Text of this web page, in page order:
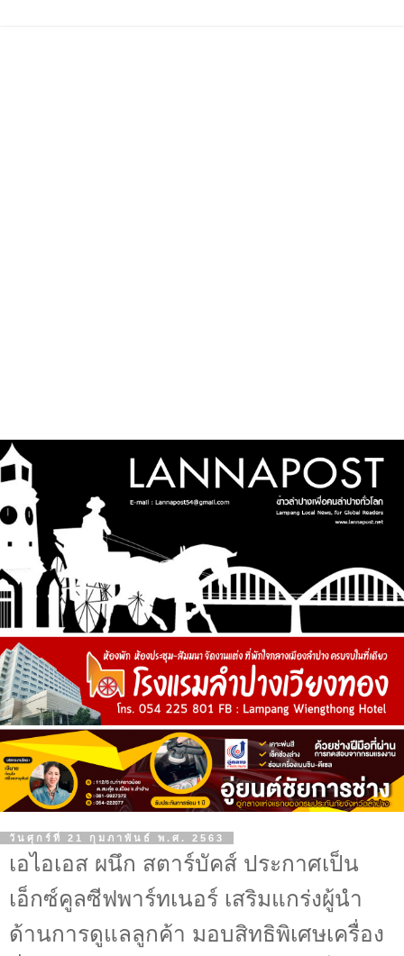
วันศุกร์ที่ 21 กุมภาพันธ์ พ.ศ. 2563
เอไอเอส ผนึก สตาร์บัคส์ ประกาศเป็น
เอ็กซ์คูลซีฟพาร์ทเนอร์ เสริมแกร่งผู้นำ
ด้านการดูแลลูกค้า มอบสิทธิพิเศษเครื่อง